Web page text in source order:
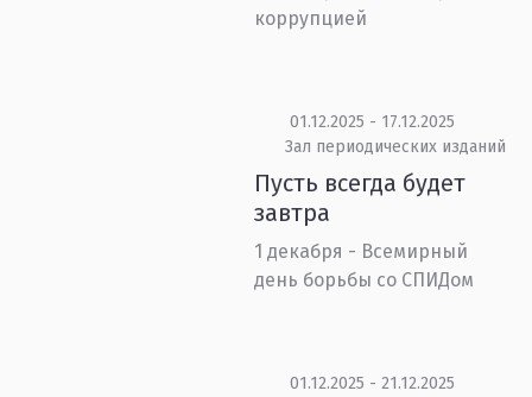
коррупцией
01.12.2025 - 17.12.2025
Зал периодических изданий
Пусть всегда будет
завтра
1 декабря - Всемирный
день борьбы со СПИДом
01.12.2025 - 21.12.2025